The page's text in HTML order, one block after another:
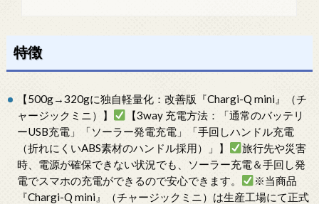
特徴
【500g→320gに独自軽量化：改善版『Chargi-Q mini』（チ
ャージックミニ）】
【3way 充電方法：「通常のバッテリ
ーUSB充電」「ソーラー発電充電」「手回しハンドル充電
（折れにくいABS素材のハンドル採用）」】
旅行先や災害
時、電源が確保できない状況でも、ソーラー充電＆手回し発
電でスマホの充電ができるので安心できます。
※当商品
『Chargi-Q mini』（チャージックミニ）は生産工場にて正式